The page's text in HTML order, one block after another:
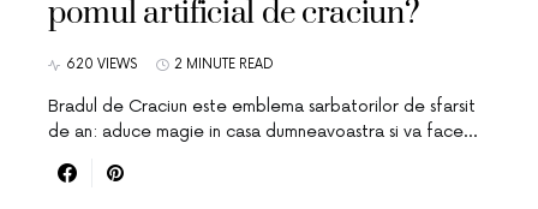
pomul artificial de craciun?
620 VIEWS 2 MINUTE READ
Bradul de Craciun este emblema sarbatorilor de sfarsit
de an: aduce magie in casa dumneavoastra si va face…